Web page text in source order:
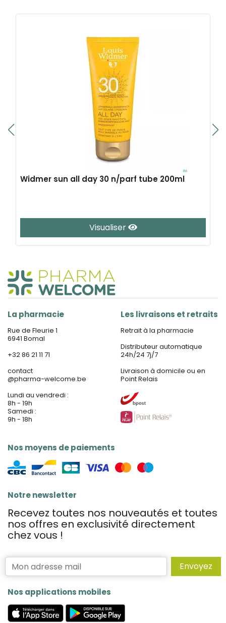
Widmer sun all day 30 n/parf tube 200ml
Visualiser
La pharmacie
Rue de Fleurie 1
6941 Bomal
+32 86 21 11 71
contact
@pharma-welcome.be
Lundi au vendredi :
8h - 19h
Samedi :
9h - 18h
Nos moyens de paiements
Les livraisons et retraits
Retrait à la pharmacie
Distributeur automatique
24h/24 7j/7
Livraison à domicile ou en
Point Relais
Notre newsletter
Recevez toutes nos nouveautés et toutes
nos offres en exclusivité directement
chez vous !
Envoyez
Nos applications mobiles